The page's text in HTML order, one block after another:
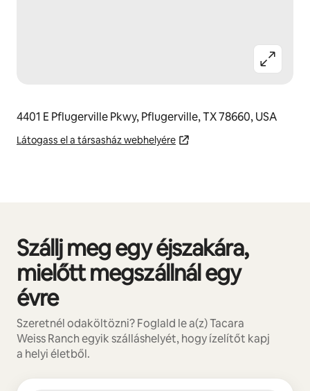
4401 E Pflugerville Pkwy, Pflugerville, TX 78660, USA
Látogass el a társasház webhelyére
Szállj meg egy éjszakára,
mielőtt megszállnál egy
évre
Szeretnél odaköltözni? Foglald le a(z) Tacara
Weiss Ranch egyik szálláshelyét, hogy ízelítőt kapj
a helyi életből.
0/0 elem megjelenítve